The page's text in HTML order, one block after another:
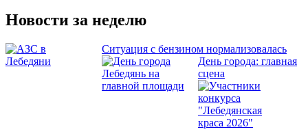
Новости за неделю
Ситуация с бензином нормализовалась
День города: главная
сцена